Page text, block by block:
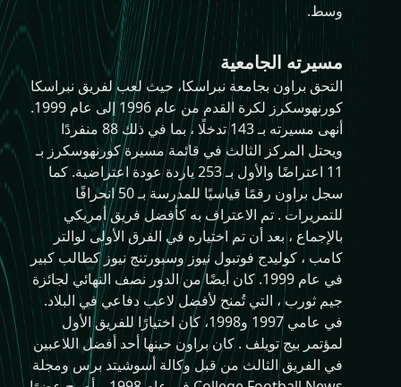
مسيرته الجامعية
التحق براون بجامعة نبراسكا، حيث لعب لفريق نبراسكا
كورنهوسكرز لكرة القدم من عام 1996 إلى عام 1999.
أنهى مسيرته بـ 143 تدخلًا ، بما في ذلك 88 منفردًا
ويحتل المركز الثالث في قائمة مسيرة كورنهوسكرز بـ
11 اعتراضًا والأول بـ 253 ياردة عودة اعتراضية. كما
سجل براون رقمًا قياسيًا للمدرسة بـ 50 انحرافًا
للتمريرات . تم الاعتراف به كأفضل فريق أمريكي
بالإجماع ، بعد أن تم اختياره في الفرق الأولى لوالتر
كامب ، كوليدج فوتبول نيوز وسبورتنج نيوز كطالب كبير
في عام 1999. كان أيضًا من الدور نصف النهائي لجائزة
جيم ثورب ، التي تُمنح لأفضل لاعب دفاعي في البلاد.
في عامي 1997 و1998، كان اختيارًا للفريق الأول
لمؤتمر بيج تويلف . كان براون حينها أحد أفضل اللاعبين
في الفريق الثالث من قبل وكالة أسوشيتد برس ومجلة